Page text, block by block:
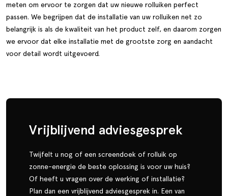
meten om ervoor te zorgen dat uw nieuwe rolluiken perfect
passen. We begrijpen dat de installatie van uw rolluiken net zo
belangrijk is als de kwaliteit van het product zelf, en daarom zorgen
we ervoor dat elke installatie met de grootste zorg en aandacht
voor detail wordt uitgevoerd.
Vrijblijvend adviesgesprek
Twijfelt u nog of een screendoek of rolluik op
zonne-energie de beste oplossing is voor uw huis?
Of heeft u vragen over de werking of installatie?
Plan dan een vrijblijvend adviesgesprek in. Een van